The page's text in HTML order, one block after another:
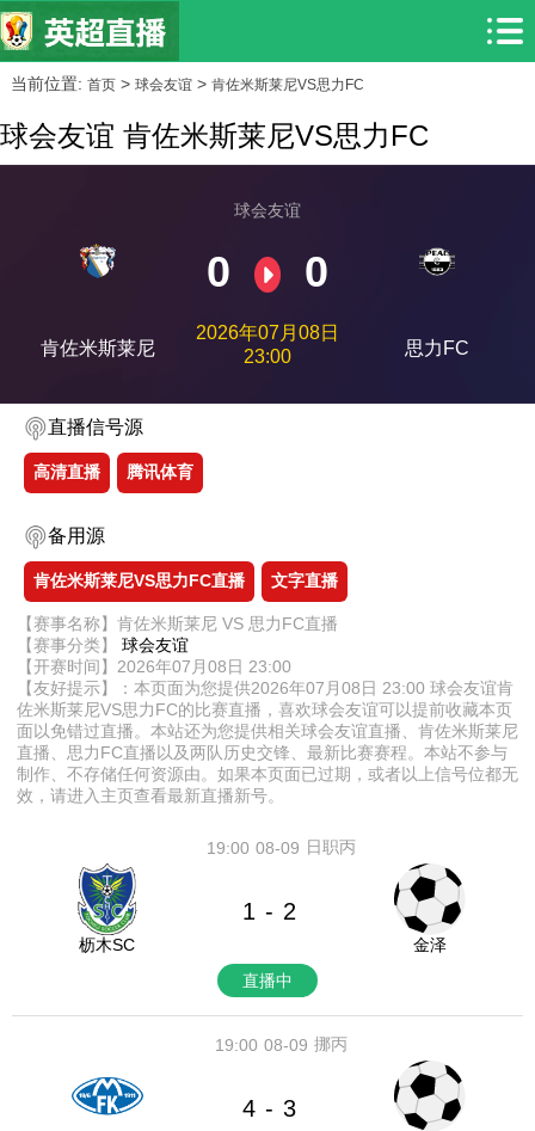
当前位置: 首页> 球会友谊> 肯佐米斯莱尼VS思力FC
球会友谊 肯佐米斯莱尼VS思力FC
肯佐米斯莱尼
球会友谊
0 0
2026年07月08日
23:00
思力FC
直播信号源
高清直播 腾讯体育
备用源
肯佐米斯莱尼VS思力FC直播 文字直播
【赛事名称】肯佐米斯莱尼 VS 思力FC直播
【赛事分类】 球会友谊
【开赛时间】2026年07月08日 23:00
【友好提示】：本页面为您提供2026年07月08日 23:00 球会友谊肯
佐米斯莱尼VS思力FC的比赛直播，喜欢球会友谊可以提前收藏本页
面以免错过直播。本站还为您提供相关球会友谊直播、肯佐米斯莱尼
直播、思力FC直播以及两队历史交锋、最新比赛赛程。本站不参与
制作、不存储任何资源由。如果本页面已过期，或者以上信号位都无
效，请进入主页查看最新直播新号。
08-09
19:00 日职丙
枥木SC
1 - 2
金泽
直播中
08-09
19:00 挪丙
4 - 3